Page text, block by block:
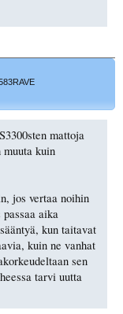
mattoja
kuin
jos vertaa noihin
aika
kun taitavat
kuin ne vanhat
sen
tarvi uutta